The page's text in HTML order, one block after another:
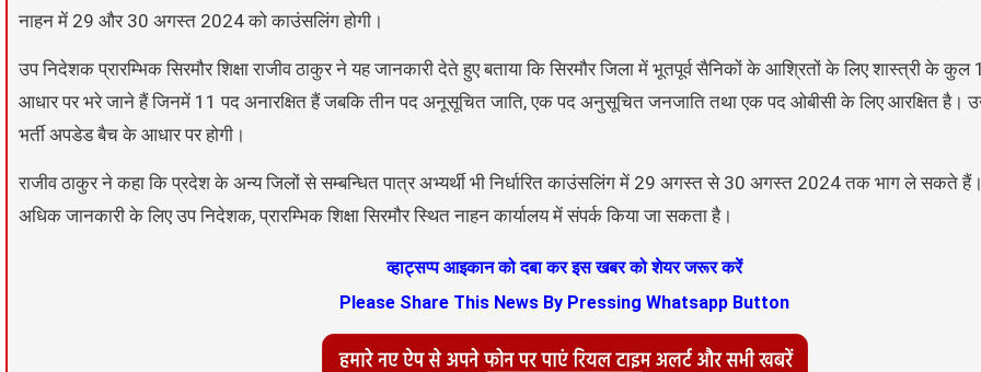
नाहन में 29 और 30 अगस्त 2024 को काउंसलिंग होगी।
उप निदेशक प्रारम्भिक सिरमौर शिक्षा राजीव ठाकुर ने यह जानकारी देते हुए बताया कि सिरमौर जिला में भूतपूर्व सैनिकों के आश्रितों के लिए शास्त्री के
आधार पर भरे जाने हैं जिनमें 11 पद अनारक्षित हैं जबकि तीन पद अनूसूचित जाति, एक पद अनुसूचित जनजाति तथा एक पद ओबीसी के लिए आरक्षित है।
भर्ती अपडेड बैच के आधार पर होगी।
राजीव ठाकुर ने कहा कि प्रदेश के अन्य जिलों से सम्बन्धित पात्र अभ्यर्थी भी निर्धारित काउंसलिंग में 29 अगस्त से 30 अगस्त 2024 तक भाग ले सकते हैं।
अधिक जानकारी के लिए उप निदेशक, प्रारम्भिक शिक्षा सिरमौर स्थित नाहन कार्यालय में संपर्क किया जा सकता है।
व्हाट्सप्प आइकान को दबा कर इस खबर को शेयर जरूर करें
Please Share This News By Pressing Whatsapp Button